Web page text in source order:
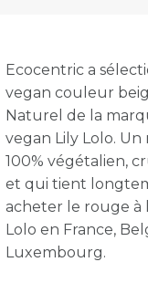
Ecocentric a
vegan couleur
Naturel de la
vegan Lily Lolo.
100% végétalien,
et qui tient
acheter le rouge à
Lolo en France,
Luxembourg.